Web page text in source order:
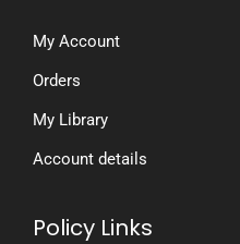
My Account
Orders
My Library
Account details
Policy Links